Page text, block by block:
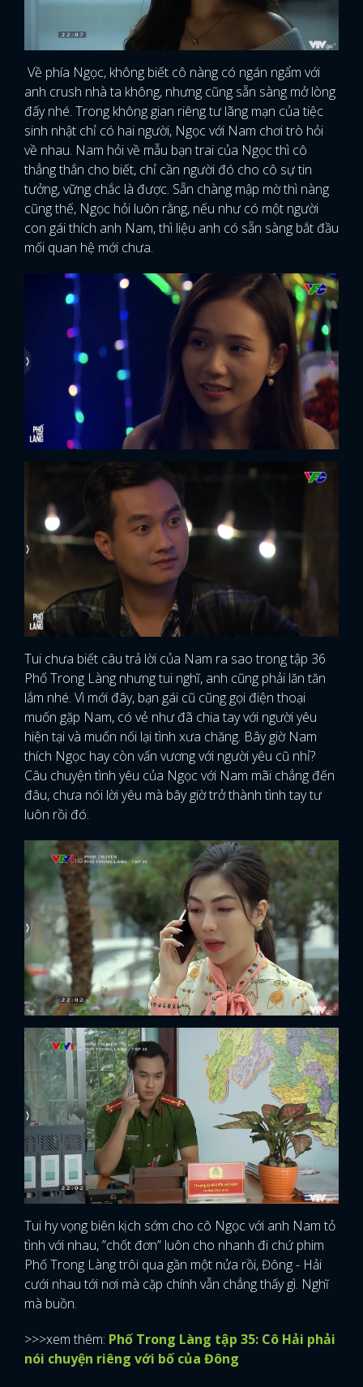
Về phía Ngọc, không biết cô nàng có ngán ngẩm với
anh crush nhà ta không, nhưng cũng sẵn sàng mở lòng
đấy nhé. Trong không gian riêng tư lãng mạn của tiệc
sinh nhật chỉ có hai người, Ngọc với Nam chơi trò hỏi
về nhau. Nam hỏi về mẫu bạn trai của Ngọc thì cô
thẳng thắn cho biết, chỉ cần người đó cho cô sự tin
tưởng, vững chắc là được. Sẵn chàng mập mờ thì nàng
cũng thế, Ngọc hỏi luôn rằng, nếu như có một người
con gái thích anh Nam, thì liệu anh có sẵn sàng bắt đầu
mối quan hệ mới chưa.
Tui chưa biết câu trả lời của Nam ra sao trong tập 36
Phố Trong Làng nhưng tui nghĩ, anh cũng phải lăn tăn
lắm nhé. Vì mới đây, bạn gái cũ cũng gọi điện thoại
muốn gặp Nam, có vẻ như đã chia tay với người yêu
hiện tại và muốn nối lại tình xưa chăng. Bây giờ Nam
thích Ngọc hay còn vấn vương với người yêu cũ nhỉ?
Câu chuyện tình yêu của Ngọc với Nam mãi chẳng đến
đâu, chưa nói lời yêu mà bây giờ trở thành tình tay tư
luôn rồi đó.
Tui hy vọng biên kịch sớm cho cô Ngọc với anh Nam tỏ
tình với nhau, ”chốt đơn” luôn cho nhanh đi chứ phim
Phố Trong Làng trôi qua gần một nửa rồi, Đông - Hải
cưới nhau tới nơi mà cặp chính vẫn chẳng thấy gì. Nghĩ
mà buồn.
>>>xem thêm: Phố Trong Làng tập 35: Cô Hải phải
nói chuyện riêng với bố của Đông